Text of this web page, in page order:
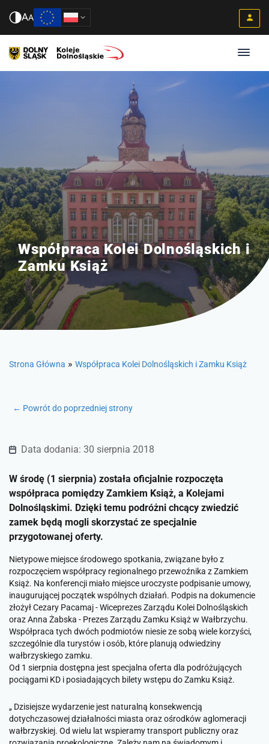
AA
Współpraca Kolei Dolnośląskich i
Zamku Książ
Strona Główna » Współpraca Kolei Dolnośląskich i Zamku Książ
← Powrót do poprzedniej strony
Data dodania: 30 sierpnia 2018
W środę (1 sierpnia) została oficjalnie rozpoczęta
współpraca pomiędzy Zamkiem Książ, a Kolejami
Dolnośląskimi. Dzięki temu podróżni chcący zwiedzić
zamek będą mogli skorzystać ze specjalnie
przygotowanej oferty.
Nietypowe miejsce środowego spotkania, związane było z
rozpoczęciem współpracy regionalnego przewoźnika z Zamkiem
Książ. Na konferencji miało miejsce uroczyste podpisanie umowy,
inaugurującej początek wspólnych działań. Podpis na dokumencie
złożył Cezary Pacamaj - Wiceprezes Zarządu Kolei Dolnośląskich
oraz Anna Żabska - Prezes Zarządu Zamku Książ w Wałbrzychu.
Współpraca tych dwóch podmiotów niesie ze sobą wiele korzyści,
szczególnie dla turystów i osób, które planują odwiedziny
wałbrzyskiego zamku.
Od 1 sierpnia dostępna jest specjalna oferta dla podróżujących
pociągami KD i posiadających bilety wstępu do Zamku Książ.
„ Dzisiejsze wydarzenie jest naturalną konsekwencją
dotychczasowej działalności miasta oraz ośrodków aglomeracji
wałbrzyskiej. Od wielu lat wspieramy transport publiczny oraz